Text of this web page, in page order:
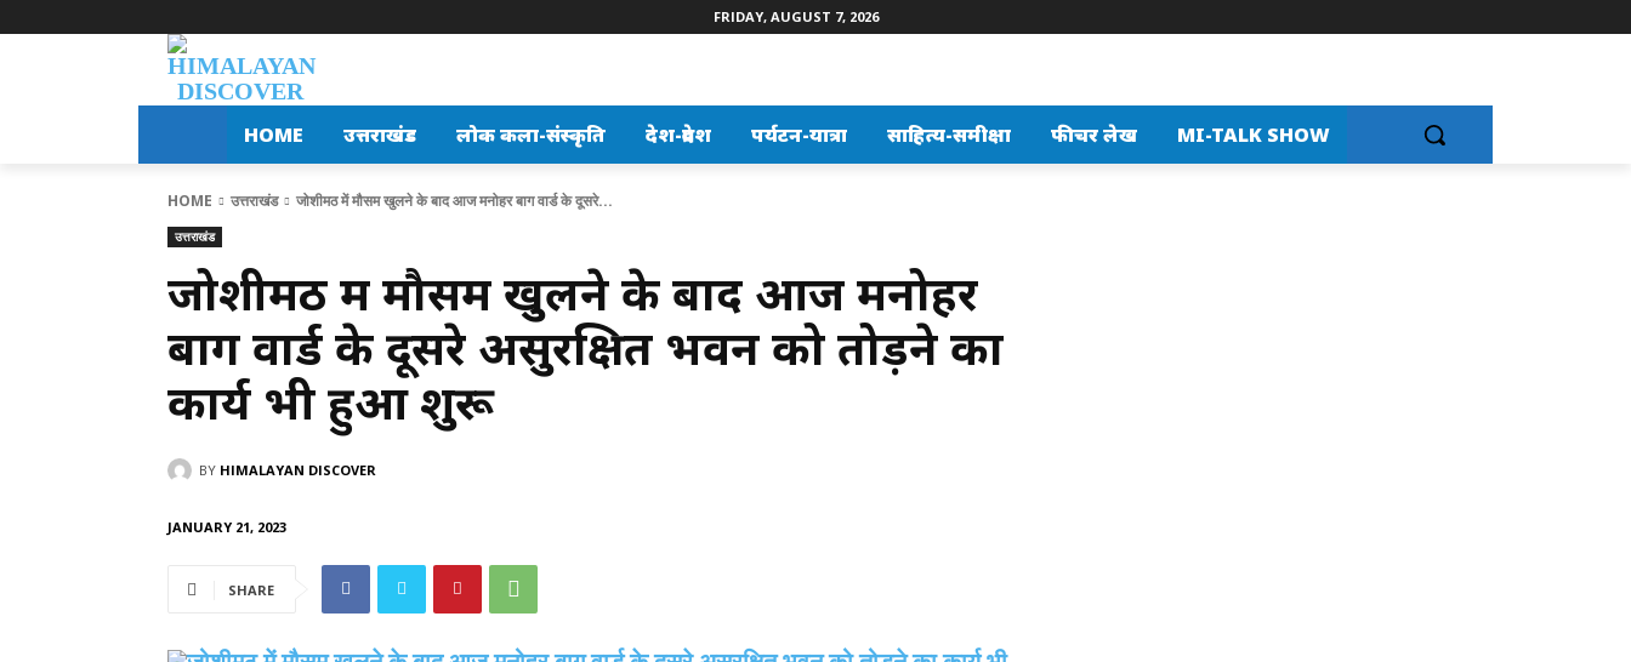
FRIDAY, AUGUST 7, 2026
HOME उत्तराखंड लोक कला-संस्कृति देश-प्रदेश पर्यटन-यात्रा साहित्य-समीक्षा फीचर लेख MI-TALK SHOW
HOME उत्तराखंड जोशीमठ में मौसम खुलने के बाद आज मनोहर बाग वार्ड के दूसरे...
उत्तराखंड
जोशीमठ में मौसम खुलने के बाद आज मनोहर
बाग वार्ड के दूसरे असुरक्षित भवन को तोड़ने का
कार्य भी हुआ शुरू
BY HIMALAYAN DISCOVER
JANUARY 21, 2023
SHARE